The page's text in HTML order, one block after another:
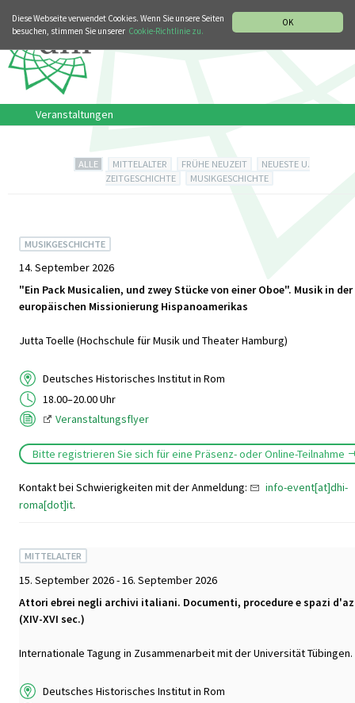
OK
Diese Webseite verwendet Cookies. Wenn Sie unsere Seiten
besuchen, stimmen Sie unserer Cookie-Richtlinie zu.
Veranstaltungen
ALLE MITTELALTER FRÜHE NEUZEIT
NEUESTE U.
ZEITGESCHICHTE
MUSIKGESCHICHTE
MUSIKGESCHICHTE
14. September 2026
"Ein Pack Musicalien, und zwey Stücke von einer Oboe". Musik in der
europäischen Missionierung Hispanoamerikas
Jutta Toelle (Hochschule für Musik und Theater Hamburg)
Deutsches Historisches Institut in Rom
18.00–20.00 Uhr
Veranstaltungsflyer
Bitte registrieren Sie sich für eine Präsenz- oder Online-Teilnahme
Kontakt bei Schwierigkeiten mit der Anmeldung:
info-event[at]dhi-
roma[dot]it.
MITTELALTER
15. September 2026 - 16. September 2026
Attori ebrei negli archivi italiani. Documenti, procedure e spazi
(XIV-XVI sec.)
Internationale Tagung in Zusammenarbeit mit der Universität Tübingen.
Deutsches Historisches Institut in Rom